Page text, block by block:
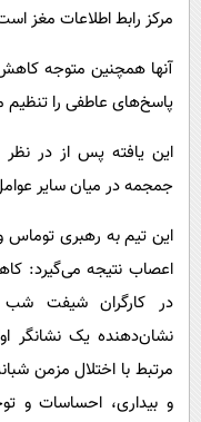
مرکز رابط اطلاعات مغز
آنها همچنین متوجه
پاسخ‌های عاطفی را تنظیم
این یافته پس از در
جمجمه در میان سایر
اعصاب نتیجه می‌گیرد:
در کارگران شیفت
نشان‌دهنده یک نشانگر
مرتبط با اختلال مزمن
و بیداری، احساسات و